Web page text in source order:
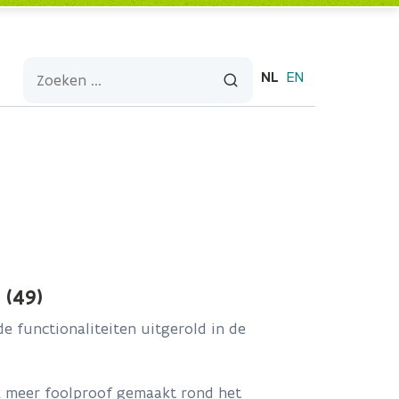
NL EN
functionaliteiten uitgerold in de
meer foolproof gemaakt rond het